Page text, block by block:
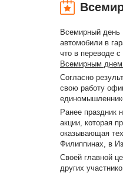
Всемирный день
автомобили в
что в переводе с
Всемирным днем
Согласно
свою работу
Ранее праздник
акции, которая
оказывающая
Филиппинах, в
Своей главной
других